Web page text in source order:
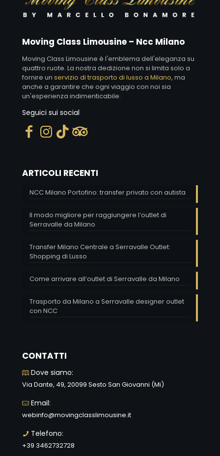
Moving Class Limousine – Ncc Milano
Moving Class Limousine è l'emblema dell'eleganza su
quattro ruote. La nostra dedizione non si limita solo a
fornire un servizio di trasporto di lusso a Milano, ma
anche a garantire che ogni viaggio con noi sia
un'esperienza indimenticabile.
Seguici sui social
ARTICOLI RECENTI
NCC Milano Portofino: transfer privato con autista
Il modo migliore per raggiungere l’outlet di
Serravalle da Milano
Transfer Milano Centrale a Serravalle Outlet:
Shopping di Lusso
Come arrivare all’outlet di Serravalle da Milano
Trasporto da Milano a Serravalle designer outlet
con NCC
CONTATTI
Dove siamo:
Via Dante, 49, 20099 Sesto San Giovanni (Mi)
Email:
webinfo@movingclasslimousine.it
Telefono:
+39 3462732728